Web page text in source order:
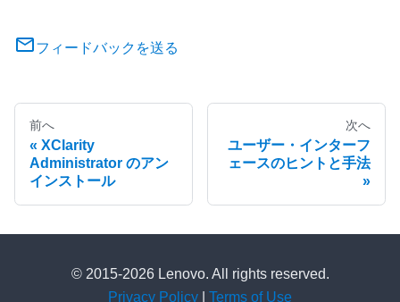
フィードバックを送る
前へ
XClarity
Administrator のアン
インストール
次へ
ユーザー・インターフ
ェースのヒントと手法
© 2015-2026 Lenovo. All rights reserved.
Privacy Policy
Terms of Use